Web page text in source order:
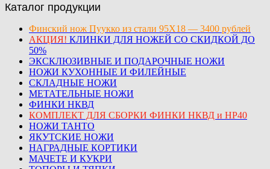
Каталог продукции
Финский нож Пуукко из стали 95Х18 — 3400 рублей
АКЦИЯ! КЛИНКИ ДЛЯ НОЖЕЙ СО СКИДКОЙ ДО
50%
ЭКСКЛЮЗИВНЫЕ И ПОДАРОЧНЫЕ НОЖИ
НОЖИ КУХОННЫЕ И ФИЛЕЙНЫЕ
СКЛАДНЫЕ НОЖИ
МЕТАТЕЛЬНЫЕ НОЖИ
ФИНКИ НКВД
КОМПЛЕКТ ДЛЯ СБОРКИ ФИНКИ НКВД и НР40
НОЖИ ТАНТО
ЯКУТСКИЕ НОЖИ
НАГРАДНЫЕ КОРТИКИ
МАЧЕТЕ И КУКРИ